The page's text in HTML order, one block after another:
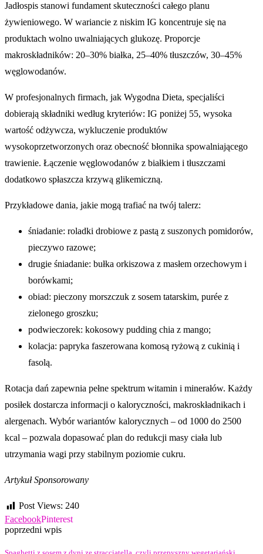
Jadłospis stanowi fundament skuteczności całego planu
żywieniowego. W wariancie z niskim IG koncentruje się na
produktach wolno uwalniających glukozę. Proporcje
makroskładników: 20–30% białka, 25–40% tłuszczów, 30–45%
węglowodanów.
W profesjonalnych firmach, jak Wygodna Dieta, specjaliści
dobierają składniki według kryteriów: IG poniżej 55, wysoka
wartość odżywcza, wykluczenie produktów
wysokoprzetworzonych oraz obecność błonnika spowalniającego
trawienie. Łączenie węglowodanów z białkiem i tłuszczami
dodatkowo spłaszcza krzywą glikemiczną.
Przykładowe dania, jakie mogą trafiać na twój talerz:
śniadanie: roladki drobiowe z pastą z suszonych pomidorów,
pieczywo razowe;
drugie śniadanie: bułka orkiszowa z masłem orzechowym i
borówkami;
obiad: pieczony morszczuk z sosem tatarskim, purée z
zielonego groszku;
podwieczorek: kokosowy pudding chia z mango;
kolacja: papryka faszerowana komosą ryżową z cukinią i
fasolą.
Rotacja dań zapewnia pełne spektrum witamin i minerałów. Każdy
posiłek dostarcza informacji o kaloryczności, makroskładnikach i
alergenach. Wybór wariantów kalorycznych – od 1000 do 2500
kcal – pozwala dopasować plan do redukcji masy ciała lub
utrzymania wagi przy stabilnym poziomie cukru.
Artykuł Sponsorowany
Post Views: 240
FacebookPinterest
poprzedni wpis